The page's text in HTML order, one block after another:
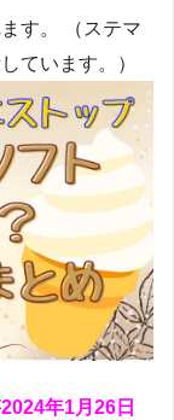
す。 （ステマ
ています。）
2024年1月26日